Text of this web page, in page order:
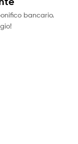
bancario.